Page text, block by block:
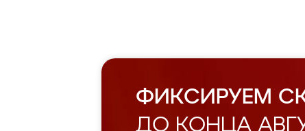
ФИКСИРУЕМ
ДО КОНЦА